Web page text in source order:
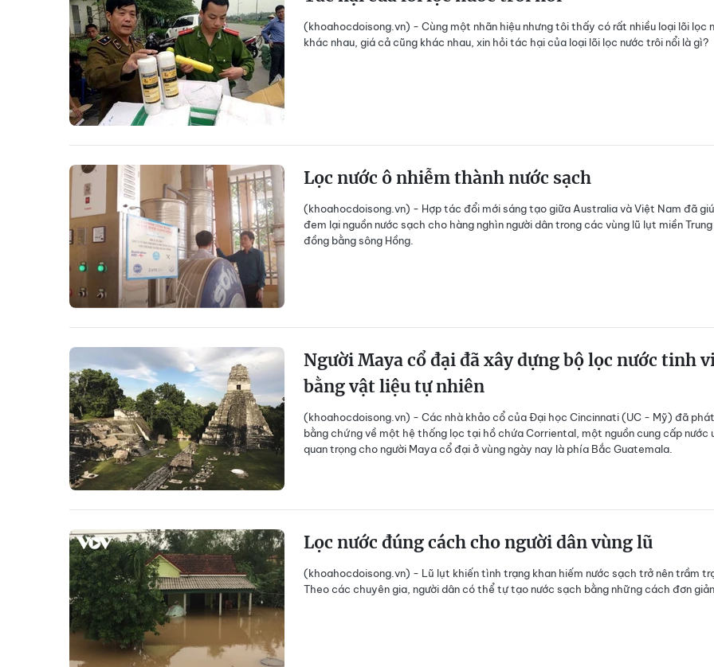
(khoahocdoisong.vn) - Cùng một nhãn hiệu nhưng tôi thấy có rất nhiều loại lõi lọc
khác nhau, giá cả cũng khác nhau, xin hỏi tác hại của loại lõi lọc nước trôi nổi là gì?
Lọc nước ô nhiễm thành nước sạch
(khoahocdoisong.vn) - Hợp tác đổi mới sáng tạo giữa Australia và Việt Nam đã
đem lại nguồn nước sạch cho hàng nghìn người dân trong các vùng lũ lụt miền
đồng bằng sông Hồng.
Người Maya cổ đại đã xây dựng bộ lọc nước tinh
bằng vật liệu tự nhiên
(khoahocdoisong.vn) - Các nhà khảo cổ của Đại học Cincinnati (UC - Mỹ) đã
bằng chứng về một hệ thống lọc tại hồ chứa Corriental, một nguồn cung cấp nước
quan trọng cho người Maya cổ đại ở vùng ngày nay là phía Bắc Guatemala.
Lọc nước đúng cách cho người dân vùng lũ
(khoahocdoisong.vn) - Lũ lụt khiến tình trạng khan hiếm nước sạch trở nên trầm
Theo các chuyên gia, người dân có thể tự tạo nước sạch bằng những cách đơn giản.